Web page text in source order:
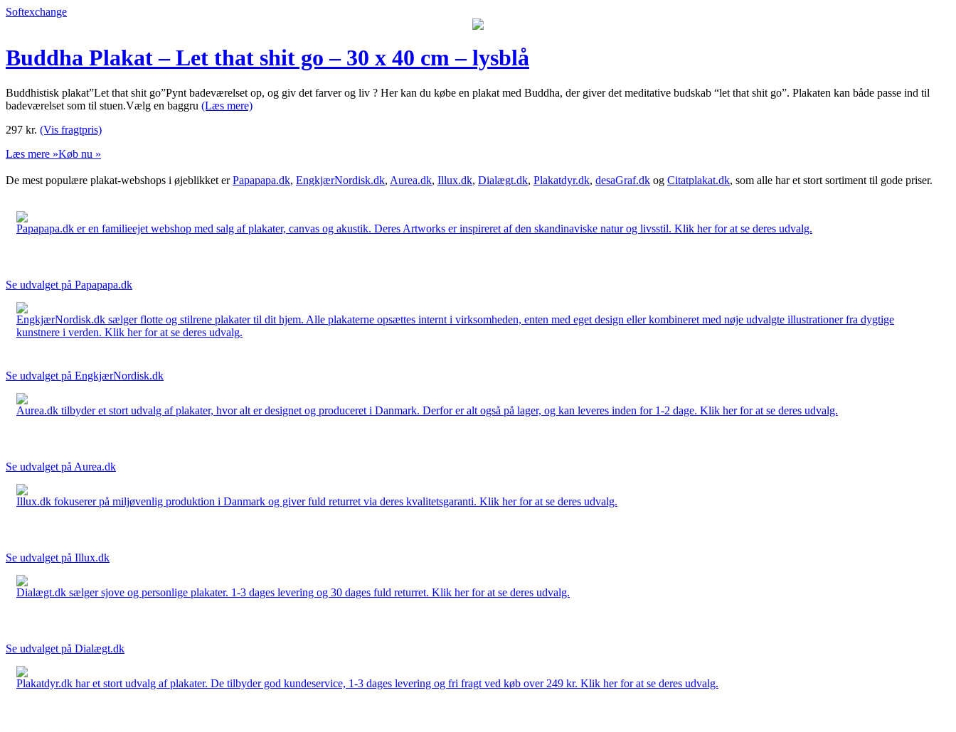
Softexchange
Buddha Plakat – Let that shit go – 30 x 40 cm – lysblå
Buddhistisk plakat”Let that shit go”Pynt badeværelset op, og giv det farver og liv ? Her kan du købe en plakat med Buddha, der giver det meditative budskab “let that shit go”. Plakaten kan både passe ind til
badeværelset som til stuen.Vælg en baggru (Læs mere)
297 kr. (Vis fragtpris)
Læs mere »Køb nu »
De mest populære plakat-webshops i øjeblikket erPapapapa.dk, EngkjærNordisk.dk, Aurea.dk, Illux.dk, Dialægt.dk, Plakatdyr.dk, desaGraf.dk og Citatplakat.dk, som alle har et stort sortiment til gode priser.
Papapapa.dk er en familieejet webshop med salg af plakater, canvas og akustik. Deres Artworks er inspireret af den skandinaviske natur og livsstil. Klik her for at se deres udvalg.
Se udvalget på Papapapa.dk
EngkjærNordisk.dk sælger flotte og stilrene plakater til dit hjem. Alle plakaterne opsættes internt i virksomheden, enten med eget design eller kombineret med nøje udvalgte illustrationer fra dygtige
kunstnere i verden. Klik her for at se deres udvalg.
Se udvalget på EngkjærNordisk.dk
Aurea.dk tilbyder et stort udvalg af plakater, hvor alt er designet og produceret i Danmark. Derfor er alt også på lager, og kan leveres inden for 1-2 dage. Klik her for at se deres udvalg.
Se udvalget på Aurea.dk
Illux.dk fokuserer på miljøvenlig produktion i Danmark og giver fuld returret via deres kvalitetsgaranti. Klik her for at se deres udvalg.
Se udvalget på Illux.dk
Dialægt.dk sælger sjove og personlige plakater. 1-3 dages levering og 30 dages fuld returret. Klik her for at se deres udvalg.
Se udvalget på Dialægt.dk
Plakatdyr.dk har et stort udvalg af plakater. De tilbyder god kundeservice, 1-3 dages levering og fri fragt ved køb over 249 kr. Klik her for at se deres udvalg.